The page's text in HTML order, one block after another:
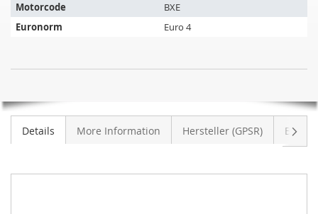
Motorcode
BXE
Euronorm
Euro 4
Passat
Variant
LAGER
Details More Information Hersteller (GPSR)